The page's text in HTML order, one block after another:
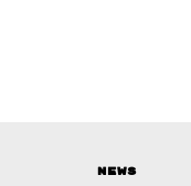
News